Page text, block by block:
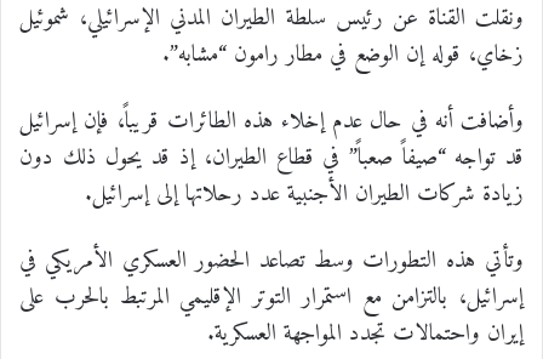
ونقلت القناة عن رئيس سلطة الطيران المدني الإسرائيلي، شموئيل
زخاي، قوله إن الوضع في مطار رامون “مشابه”.
وأضافت أنه في حال عدم إخلاء هذه الطائرات قريباً، فإن إسرائيل
قد تواجه “صيفاً صعباً” في قطاع الطيران، إذ قد يحول ذلك دون
زيادة شركات الطيران الأجنبية عدد رحلاتها إلى إسرائيل.
وتأتي هذه التطورات وسط تصاعد الحضور العسكري الأمريكي في
إسرائيل، بالتزامن مع استمرار التوتر الإقليمي المرتبط بالحرب على
إيران واحتمالات تجدد المواجهة العسكرية.